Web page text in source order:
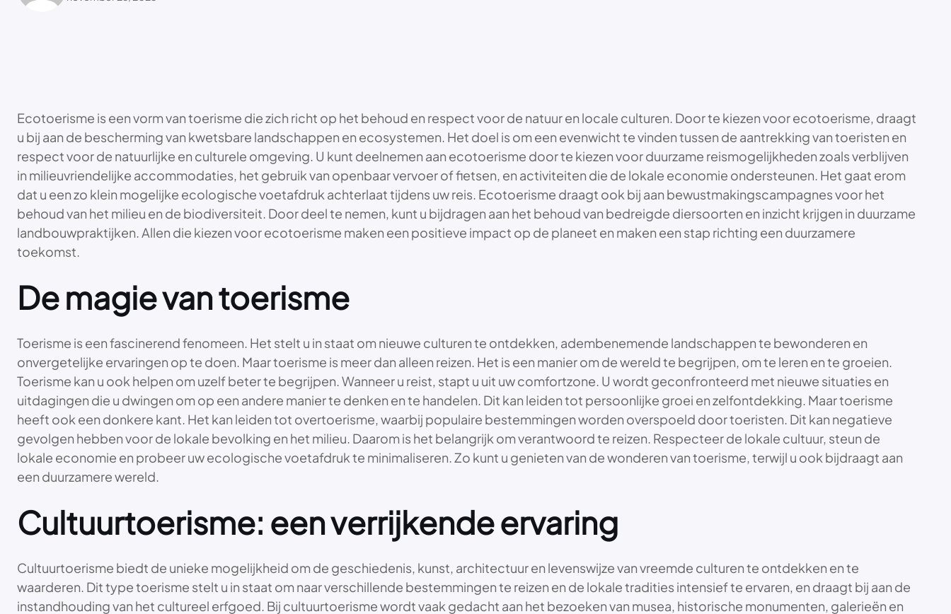
Ecotoerisme is een vorm van toerisme die zich richt op het behoud en respect voor de natuur en locale culturen. Door te kiezen voor ecotoerisme, draagt
u bij aan de bescherming van kwetsbare landschappen en ecosystemen. Het doel is om een evenwicht te vinden tussen de aantrekking van toeristen en
respect voor de natuurlijke en culturele omgeving. U kunt deelnemen aan ecotoerisme door te kiezen voor duurzame reismogelijkheden zoals verblijven
in milieuvriendelijke accommodaties, het gebruik van openbaar vervoer of fietsen, en activiteiten die de lokale economie ondersteunen. Het gaat erom
dat u een zo klein mogelijke ecologische voetafdruk achterlaat tijdens uw reis. Ecotoerisme draagt ook bij aan bewustmakingscampagnes voor het
behoud van het milieu en de biodiversiteit. Door deel te nemen, kunt u bijdragen aan het behoud van bedreigde diersoorten en inzicht krijgen in duurzame
landbouwpraktijken. Allen die kiezen voor ecotoerisme maken een positieve impact op de planeet en maken een stap richting een duurzamere
toekomst.
De magie van toerisme
Toerisme is een fascinerend fenomeen. Het stelt u in staat om nieuwe culturen te ontdekken, adembenemende landschappen te bewonderen en
onvergetelijke ervaringen op te doen. Maar toerisme is meer dan alleen reizen. Het is een manier om de wereld te begrijpen, om te leren en te groeien.
Toerisme kan u ook helpen om uzelf beter te begrijpen. Wanneer u reist, stapt u uit uw comfortzone. U wordt geconfronteerd met nieuwe situaties en
uitdagingen die u dwingen om op een andere manier te denken en te handelen. Dit kan leiden tot persoonlijke groei en zelfontdekking. Maar toerisme
heeft ook een donkere kant. Het kan leiden tot overtoerisme, waarbij populaire bestemmingen worden overspoeld door toeristen. Dit kan negatieve
gevolgen hebben voor de lokale bevolking en het milieu. Daarom is het belangrijk om verantwoord te reizen. Respecteer de lokale cultuur, steun de
lokale economie en probeer uw ecologische voetafdruk te minimaliseren. Zo kunt u genieten van de wonderen van toerisme, terwijl u ook bijdraagt aan
een duurzamere wereld.
Cultuurtoerisme: een verrijkende ervaring
Cultuurtoerisme biedt de unieke mogelijkheid om de geschiedenis, kunst, architectuur en levenswijze van vreemde culturen te ontdekken en te
waarderen. Dit type toerisme stelt u in staat om naar verschillende bestemmingen te reizen en de lokale tradities intensief te ervaren, en draagt bij aan de
instandhouding van het cultureel erfgoed. Bij cultuurtoerisme wordt vaak gedacht aan het bezoeken van musea, historische monumenten, galerieën en